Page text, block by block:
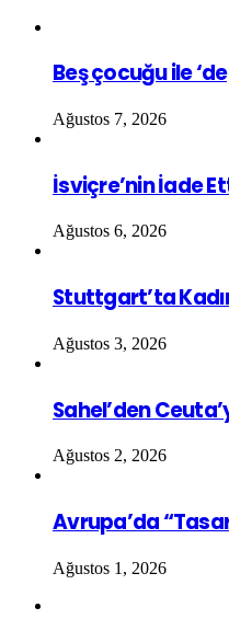
Beş çocuğu ile
Ağustos 7, 2026
İsviçre’nin İade
Ağustos 6, 2026
Stuttgart’ta
Ağustos 3, 2026
Sahel’den
Ağustos 2, 2026
Avrupa’da
Ağustos 1, 2026